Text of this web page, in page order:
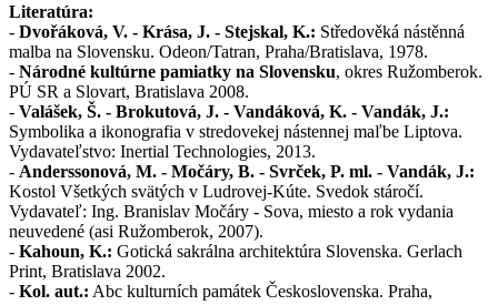
Literatúra:
- Dvořáková, V. - Krása, J. - Stejskal, K.: Středověká nástěnná
malba na Slovensku. Odeon/Tatran, Praha/Bratislava, 1978.
- Národné kultúrne pamiatky na Slovensku, okres Ružomberok.
PÚ SR a Slovart, Bratislava 2008.
- Valášek, Š. - Brokutová, J. - Vandáková, K. - Vandák, J.:
Symbolika a ikonografia v stredovekej nástennej maľbe Liptova.
Vydavateľstvo: Inertial Technologies, 2013.
- Anderssonová, M. - Močáry, B. - Svrček, P. ml. - Vandák, J.:
Kostol Všetkých svätých v Ludrovej-Kúte. Svedok stáročí.
Vydavateľ: Ing. Branislav Močáry - Sova, miesto a rok vydania
neuvedené (asi Ružomberok, 2007).
- Kahoun, K.: Gotická sakrálna architektúra Slovenska. Gerlach
Print, Bratislava 2002.
- Kol. aut.: Abc kulturních památek Československa. Praha,